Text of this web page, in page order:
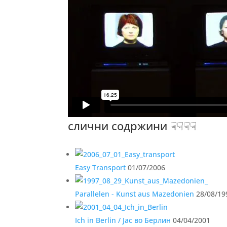
слични содржини ☟☟☟☟
Easy Transport 01/07/2006
Parallelen - Kunst aus Mazedonien 28/08/
Ich in Berlin / Јас во Берлин 04/04/2001